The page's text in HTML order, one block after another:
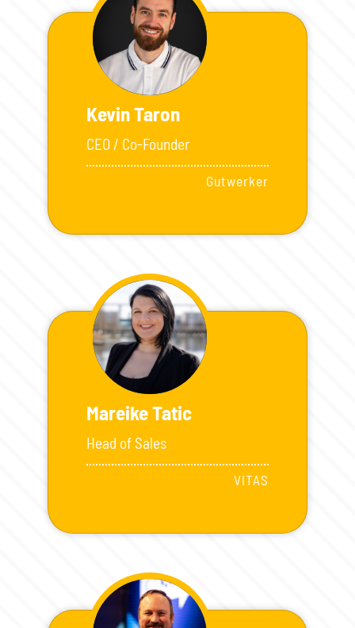
Kevin Taron
CEO / Co-Founder
Gutwerker
Mareike Tatic
Head of Sales
VITAS